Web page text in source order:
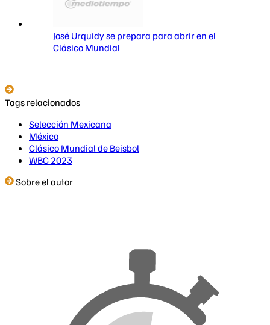
José Urquidy se prepara para abrir en el
Clásico Mundial
Tags relacionados
Selección Mexicana
México
Clásico Mundial de Beisbol
WBC 2023
Sobre el autor